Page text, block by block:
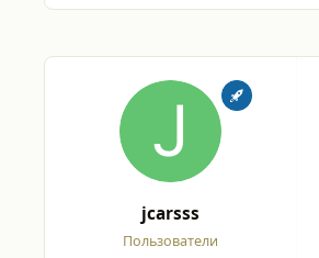
jcarsss
Пользователи